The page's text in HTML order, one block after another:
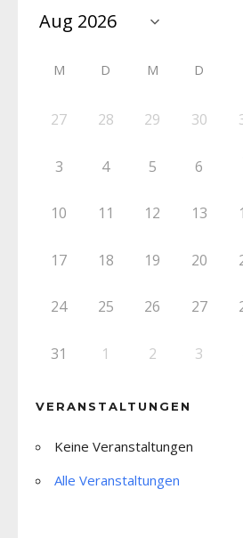
M D M D
27 28 29 30
3 4 5 6
10 11 12 13
17 18 19 20
24 25 26 27
31 1 2 3
VERANSTALTUNGEN
Keine Veranstaltungen
Alle Veranstaltungen